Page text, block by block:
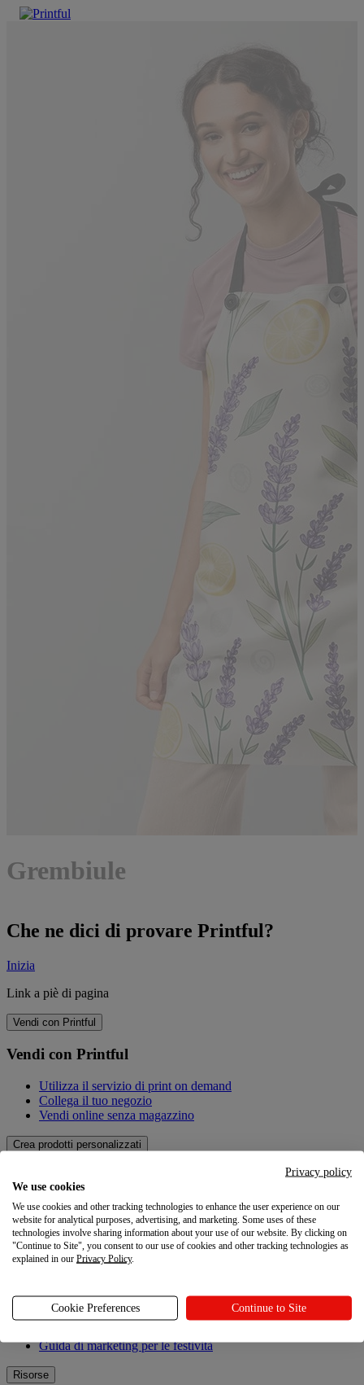
Grembiule
Che ne dici di provare Printful?
Inizia
Link a piè di pagina
Vendi con Printful
Vendi con Printful
Utilizza il servizio di print on demand
Collega il tuo negozio
Vendi online senza magazzino
Crea prodotti personalizzati
Catalogo dei prodotti
Design Maker
Qualità
Esplorare
Esplorare
Guida di marketing per le festività
Risorse
Privacy policy
We use cookies
We use cookies and other tracking technologies to enhance the user experience on our
website for analytical purposes, advertising, and marketing. Some uses of these
technologies involve sharing information about your use of our website. By clicking on
"Continue to Site", you consent to our use of cookies and other tracking technologies as
explained in our Privacy Policy.
Cookie Preferences Continue to Site